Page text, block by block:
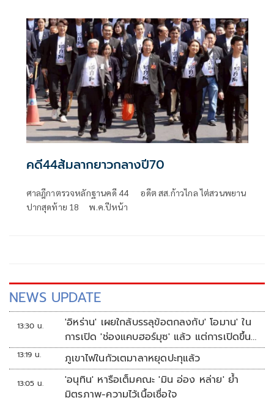
คดี44ส้มลากยาวกลางปี70
ศาลฎีกาตรวจหลักฐานคดี 44 อดีต สส.ก้าวไกล ไต่สวนพยาน
ปากสุดท้าย 18 พ.ค.ปีหน้า
NEWS UPDATE
13:30 น.
'อิหร่าน' เผยใกล้บรรลุข้อตกลงกับ' โอมาน' ใน
การเปิด 'ช่องแคบฮอร์มุซ' แล้ว แต่การเปิดขึ้น
อยู่กับสหรัฐฯ
13:19 น. ภูเขาไฟในกัวเตมาลาหยุดปะทุแล้ว
13:05 น.
'อนุทิน' หารือเต็มคณะ 'มิน อ่อง หล่าย' ย้ำ
มิตรภาพ-ความไว้เนื้อเชื่อใจ